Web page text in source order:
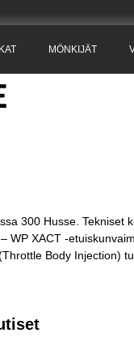
MÖNKIJÄT
300 Husse.
WP XACT -
Body Injection)